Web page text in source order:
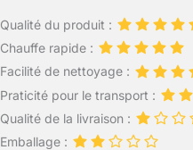
Qualité du produit :
Chauffe rapide :
Facilité de nettoyage :
Praticité pour le transport :
Qualité de la livraison :
Emballage :